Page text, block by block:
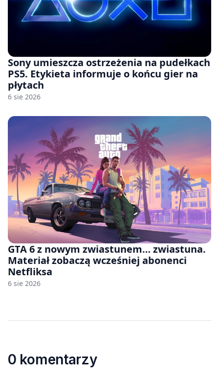
Sony umieszcza ostrzeżenia na pudełkach
PS5. Etykieta informuje o końcu gier na
płytach
6 sie 2026
GTA 6 z nowym zwiastunem… zwiastuna.
Materiał zobaczą wcześniej abonenci
Netfliksa
6 sie 2026
0 komentarzy